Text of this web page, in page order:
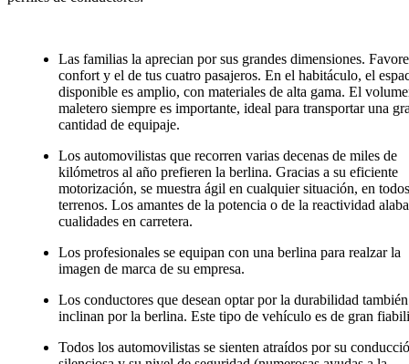
Las familias la aprecian por sus grandes dimensiones.
confort y el de tus cuatro pasajeros. En el habitáculo, el
disponible es amplio, con materiales de alta gama. El
maletero siempre es importante, ideal para transportar una
cantidad de equipaje.
Los automovilistas que recorren varias decenas de miles de
kilómetros al año prefieren la berlina. Gracias a su eficiente
motorización, se muestra ágil en cualquier situación, en
terrenos. Los amantes de la potencia o de la reactividad
cualidades en carretera.
Los profesionales se equipan con una berlina para realzar la
imagen de marca de su empresa.
Los conductores que desean optar por la durabilidad
inclinan por la berlina. Este tipo de vehículo es de gran
Todos los automovilistas se sienten atraídos por su